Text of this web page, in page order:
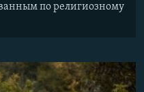
по религиозному